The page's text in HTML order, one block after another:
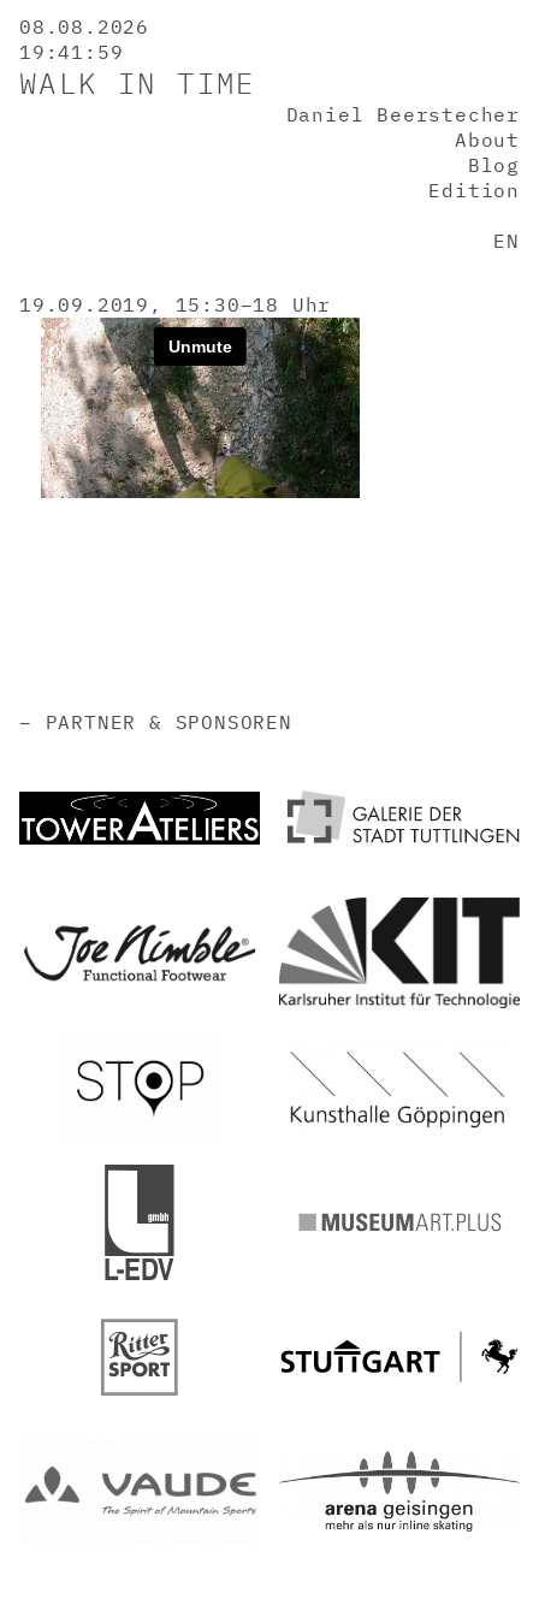
08.08.2026
19:41:59
WALK IN TIME
Daniel Beerstecher
About
Blog
Edition
EN
19.09.2019, 15:30–18 Uhr
PARTNER & SPONSOREN